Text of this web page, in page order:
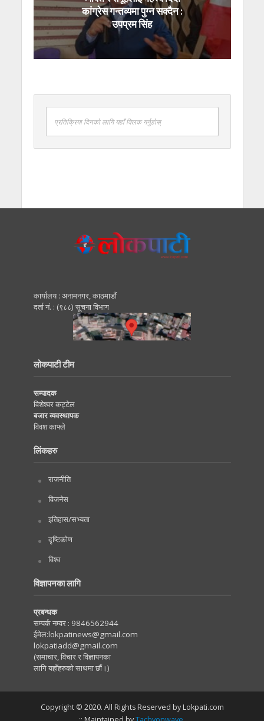
कांग्रेस गन्तव्यमा पुग्न सक्दैन :
उपप्रम सिंह
प्रतिक्रिया दिनको लागि यहाँ क्लिक गर्नुहोस्
कार्यालय : अनामनगर, काठमाडाैं
दर्ता नं. : (९८८) सूचना विभाग
लोकपाटी टीम
सम्पादक
विशेश्वर कट्टेल
बजार व्यवस्थापक
विवश काफ्ले
लिंकहरु
राजनीति
विजनेस
इतिहास/सभ्यता
दृष्टिकोण
विश्व
विज्ञापनका लागि
प्रबन्धक
सम्पर्क नम्वर : 9846562944
ईमेल:lokpatinews@gmail.com
lokpatiadd@gmail.com
(समाचार, विचार र विज्ञापनका
लागि यहाँहरुको साथमा छौं।)
Copyright © 2020. All Rights Reserved by Lokpati.com